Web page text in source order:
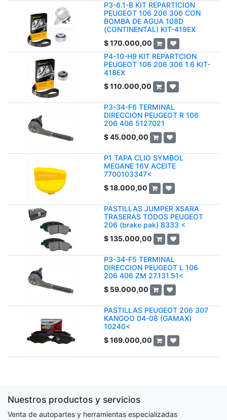
P3-6.1-B KIT REPARTICION
PEUGEOT 106 206 306 CON
BOMBA DE AGUA 108D
(CONTINENTAL) KIT-419EX
$170.000,00
P4-10-H9 KIT REPARTCION
PEUGEOT 106 206 306 1.6 KIT-
418EX
$110.000,00
P3-34-F6 TERMINAL
DIRECCION PEUGEOT R 106
206 406 5127021
$45.000,00
P1 TAPA CLIO SYMBOL
MEGANE 16V ACEITE
7700103347<
$18.000,00
PASTILLAS JUMPER XSARA
TRASERAS TODOS PEUGEOT
206 (brake pak) 8333 <
$135.000,00
P3-34-F5 TERMINAL
DIRECCION PEUGEOT L 106
206 406 ZM 27.131.51<
$ 59.000,00
PASTILLAS PEUGEOT 206 307
KANGOO 04-08 (GAMAX)
10240<
$169.000,00
Nuestros productos y servicios
Venta de autopartes y herramientas especializadas